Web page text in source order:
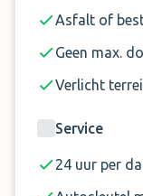
geen zorgen te
mag u ook uw
campers wordt
rekening
Asfalt of
Geen max.
Verlicht
Service
24 uur per